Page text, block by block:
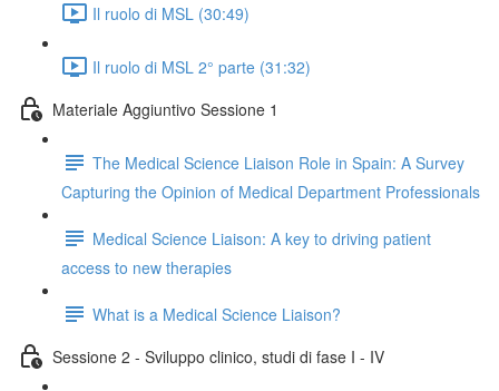
Il ruolo di MSL (30:49)
Il ruolo di MSL 2° parte (31:32)
Materiale Aggiuntivo Sessione 1
The Medical Science Liaison Role in Spain: A Survey
Capturing the Opinion of Medical Department Professionals
Medical Science Liaison: A key to driving patient
access to new therapies
What is a Medical Science Liaison?
Sessione 2 - Sviluppo clinico, studi di fase I - IV